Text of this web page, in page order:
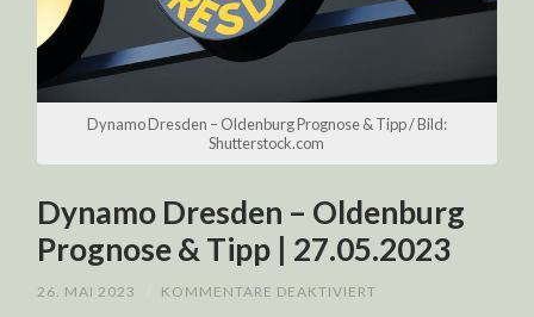
Dynamo Dresden – Oldenburg Prognose & Tipp / Bild:
Shutterstock.com
Dynamo Dresden – Oldenburg
Prognose & Tipp | 27.05.2023
26. MAI 2023 KOMMENTARE DEAKTIVIERT